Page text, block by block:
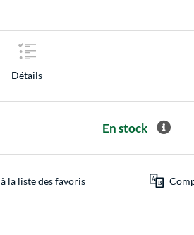
Détails
En stock
la liste des favoris